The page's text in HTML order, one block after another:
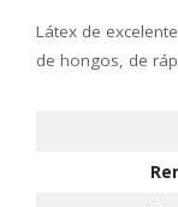
Látex de
de hongos, de